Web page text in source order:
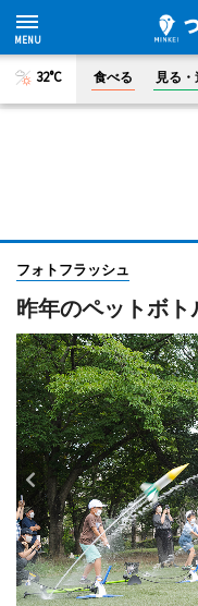
32°C 食べる 見る
フォトフラッシュ
昨年のペットボ